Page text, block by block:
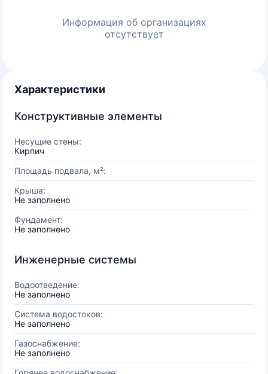
Информация об организациях
отсутствует
Характеристики
Конструктивные элементы
Несущие стены:
Кирпич
Площадь подвала, м²:
Крыша:
Не заполнено
Фундамент:
Не заполнено
Инженерные системы
Водоотведение:
Не заполнено
Система водостоков:
Не заполнено
Газоснабжение:
Не заполнено